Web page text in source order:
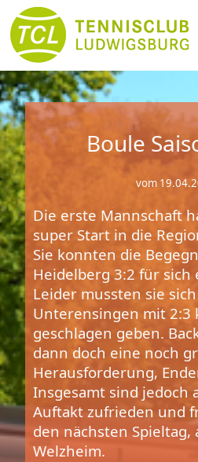
Boule
vom
Die erste Mannschaft
super Start in die
Sie konnten die
Heidelberg 3:2 für sich
Leider mussten sie
Unterensingen mit 2:3
geschlagen geben.
dann doch eine noch
Herausforderung,
Insgesamt sind jedoch
Auftakt zufrieden und
den nächsten Spieltag,
Welzheim.